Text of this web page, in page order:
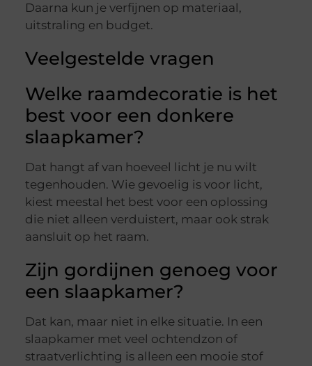
Daarna kun je verfijnen op materiaal,
uitstraling en budget.
Veelgestelde vragen
Welke raamdecoratie is het
best voor een donkere
slaapkamer?
Dat hangt af van hoeveel licht je nu wilt
tegenhouden. Wie gevoelig is voor licht,
kiest meestal het best voor een oplossing
die niet alleen verduistert, maar ook strak
aansluit op het raam.
Zijn gordijnen genoeg voor
een slaapkamer?
Dat kan, maar niet in elke situatie. In een
slaapkamer met veel ochtendzon of
straatverlichting is alleen een mooie stof